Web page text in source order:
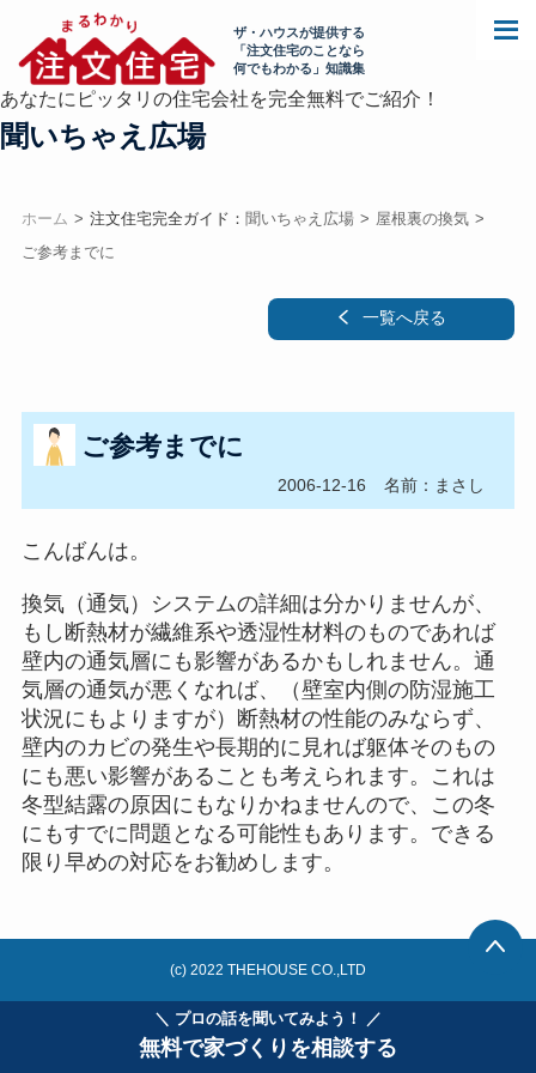
＼ プロの話を聞いてみよう！ ／
無料で家づくりを相談する
ザ・ハウスが提供する
「注文住宅のことなら
何でもわかる」知識集
あなたにピッタリの住宅会社を完全無料でご紹介！
聞いちゃえ広場
ホーム 注文住宅完全ガイド： 聞いちゃえ広場
屋根裏の換気
ご参考までに
一覧へ戻る
ご参考までに
2006-12-16 名前：まさし
こんばんは。
換気（通気）システムの詳細は分かりませんが、
もし断熱材が繊維系や透湿性材料のものであれば
壁内の通気層にも影響があるかもしれません。通
気層の通気が悪くなれば、（壁室内側の防湿施工
状況にもよりますが）断熱材の性能のみならず、
壁内のカビの発生や長期的に見れば躯体そのもの
にも悪い影響があることも考えられます。これは
冬型結露の原因にもなりかねませんので、この冬
にもすでに問題となる可能性もあります。できる
限り早めの対応をお勧めします。
(c) 2022 THEHOUSE CO.,LTD